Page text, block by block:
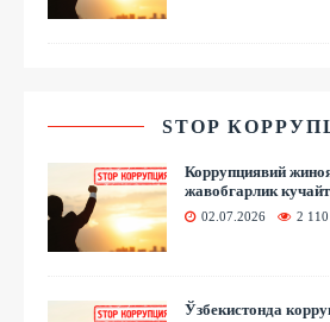
STOP
Коррупциявий
жавобгарлик
02.07.2026 2 110
Ўзбекистонда